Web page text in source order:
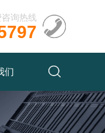
咨询热线
们